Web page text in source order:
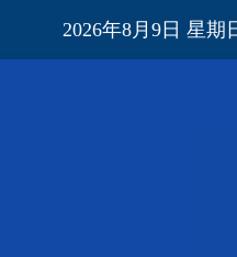
2026年8月9日 星期